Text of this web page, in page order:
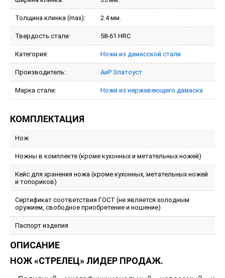
Толщина клинка (max): 2.4 мм.
Твердость стали: 58-61 HRC
Категория: Ножи из дамасской стали
Производитель: АиР Златоуст
Марка стали: Ножи из нержавеющего дамаска
КОМПЛЕКТАЦИЯ
Нож
Ножны в комплекте (кроме кухонных и метательных ножей)
Кейс для хранения ножа (кроме кухонных, метательных ножей
и топориков)
Сертификат соответствия ГОСТ (не является холодным
оружием, свободное приобретение и ношение)
Паспорт изделия
ОПИСАНИЕ
НОЖ «СТРЕЛЕЦ» ЛИДЕР ПРОДАЖ.